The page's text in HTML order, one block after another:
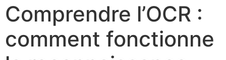
Comprendre l’OCR :
comment fonctionne